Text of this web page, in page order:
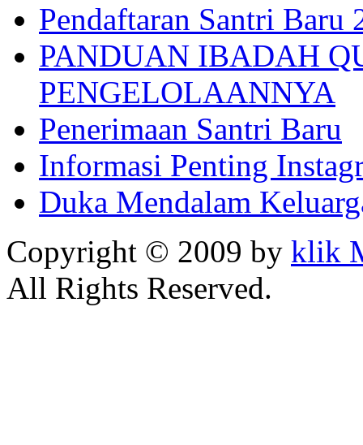
Pendaftaran Santri Baru
PANDUAN IBADAH
PENGELOLAANNYA
Penerimaan Santri Baru
Informasi Penting
Duka Mendalam
Copyright © 2009 by klik
All Rights Reserved.